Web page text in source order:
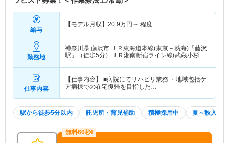
給与
【モデル月収】 20.9万円～ 程度
勤務地
神奈川県 藤沢市 ＪＲ東海道本線(東京－熱海)「藤沢
駅」（徒歩5分）ＪＲ湘南新宿ライン線(武蔵小杉－
仕事内容
【仕事内容】 ■病院にてリハビリ業務 ・地域包括ケ
ア病棟での在宅復帰を目指した…
駅から徒歩5分以内 託児所・育児補助 積極採用中 夏～秋入職可